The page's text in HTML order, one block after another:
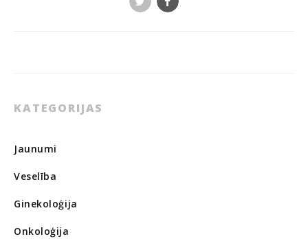
KATEGORIJAS
Jaunumi
Veselība
Ginekoloģija
Onkoloģija